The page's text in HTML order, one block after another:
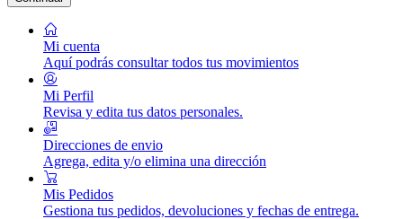
Mi cuenta
Aquí podrás consultar todos tus movimientos
Mi Perfil
Revisa y edita tus datos personales.
Direcciones de envio
Agrega, edita y/o elimina una dirección
Mis Pedidos
Gestiona tus pedidos, devoluciones y fechas de entrega.